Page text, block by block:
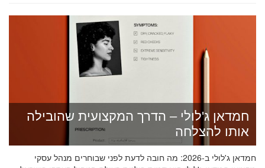
חמדאן ג'לולי – הדרך המקצועית שהובילה
אותו להצלחה
חמדאן ג'לולי ב-2026: מה חובה לדעת לפני שבוחרים מנהל עסקי